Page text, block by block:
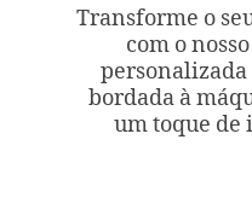
Transforme o
com o
personalizada
bordada à
um toque de